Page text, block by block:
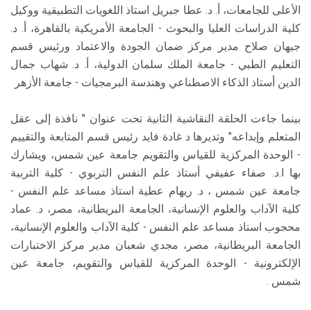
الأعلى للجامعات، أ. د. عطا جبريل استاذ اللغويات التطبيقية ووكيل
كلية الدراسات العليا والبحوث - الجامعة الأمريكية بالقاهرة، أ. د.
جيهان صلاح مدير مركز ضمان الجودة والاعتماد ورئيس قسم
التعليم الطبي - جامعة الملك سلمان الدولية، أ. د. شهاب جمال
الدين أستاذ الذكاء الاصطناعي وهندسة البرمجيات - جامعة الأزهر
بينما جاءت الحلقة النقاشية الثانية تحت عنوان " نافذة إلى عقل
المتعلم وإبداعه" وتديرها د غادة فايد رئيس قسم المتابعة والتقييم
- الوحدة المركزية للقياس والتقويم جامعة عين شمس، ويشارك
بها ا.د. صفاء عفيفي أستاذ علم النفس التربوي - كلية التربية
جامعة عين شمس ، د. ريهام عطية استاذ مساعد علم النفس -
كلية الآداب والعلوم الإنسانية، الجامعة البريطانية، مصر، د. عماد
محجوب استاذ مساعد علم النفس - كلية الآداب والعلوم الإنسانية،
الجامعة البريطانية، مصر، مجدي شعبان مدير مركز الاختبارات
الإلكترونية - الوحدة المركزية للقياس والتقويم، جامعة عين
شمس .